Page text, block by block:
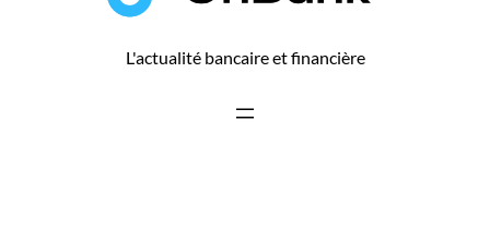
L'actualité bancaire et financière